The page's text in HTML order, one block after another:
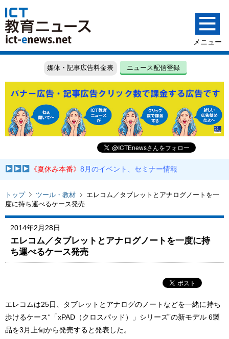
媒体・記事広告料金表 ニュース配信登録
《夏休み本番》8月のイベント、セミナー情報
トップ ツール・教材
エレコム／タブレットとアナログノートを一
度に持ち運べるケース発売
2014年2月28日
エレコム／タブレットとアナログノートを一度に持
ち運べるケース発売
エレコムは25日、タブレットとアナログのノートなどを一緒に持ち
歩けるケース“「xPAD（クロスパッド）」シリーズ”の新モデル 6製
品を3月上旬から発売すると発表した。